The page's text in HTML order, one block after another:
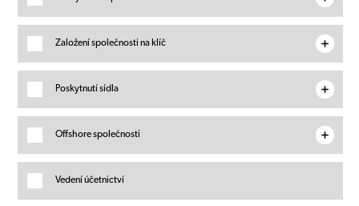
Založení společnosti na klíč
Poskytnutí sídla
Offshore společnosti
Vedení účetnictví